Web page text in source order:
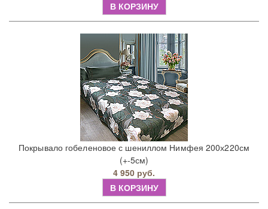
В КОРЗИНУ
Покрывало гобеленовое с шениллом Нимфея 200х220см
(+-5см)
4 950 руб.
В КОРЗИНУ